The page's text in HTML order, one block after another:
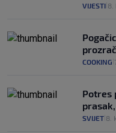
VIJESTI 8.
COOKING
Potres
SVIJET 8.